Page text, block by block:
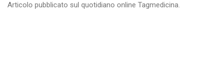
Articolo pubblicato sul quotidiano online Tagmedicina.